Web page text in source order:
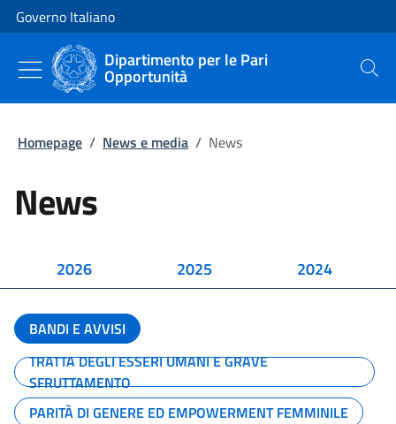
Vai al contenuto
Vai alla navigazione del sito
Governo Italiano
Dipartimento per le Pari
Opportunità Cerca
Homepage / News e media / News
News
2026 2025 2024
BANDI E AVVISI
TRATTA DEGLI ESSERI UMANI E GRAVE
SFRUTTAMENTO
PARITÀ DI GENERE ED EMPOWERMENT FEMMINILE